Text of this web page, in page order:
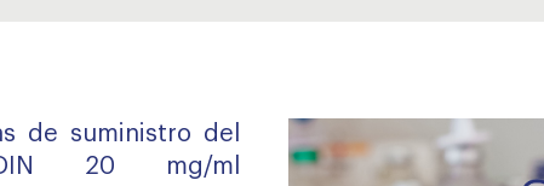
de suministro del
20 mg/ml